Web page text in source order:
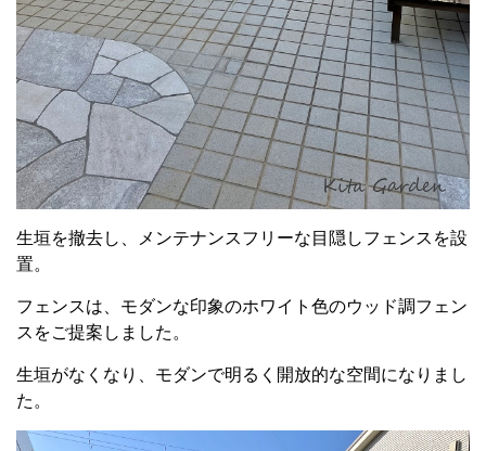
生垣を撤去し、メンテナンスフリーな目隠しフェンスを設
置。
フェンスは、モダンな印象のホワイト色のウッド調フェン
スをご提案しました。
生垣がなくなり、モダンで明るく開放的な空間になりまし
た。